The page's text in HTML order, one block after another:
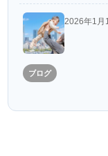
ブログ
2026年1月